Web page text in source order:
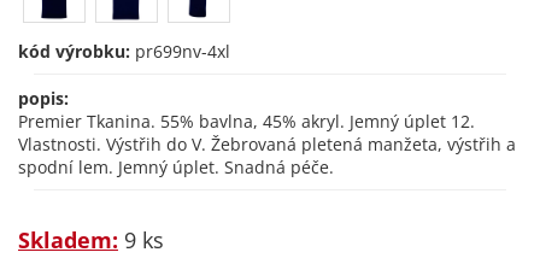
kód výrobku: pr699nv-4xl
popis:
Premier Tkanina. 55% bavlna, 45% akryl. Jemný úplet 12.
Vlastnosti. Výstřih do V. Žebrovaná pletená manžeta, výstřih a
spodní lem. Jemný úplet. Snadná péče.
Skladem: 9 ks